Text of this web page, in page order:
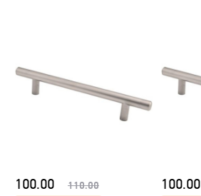
100.00 110.00 100.00